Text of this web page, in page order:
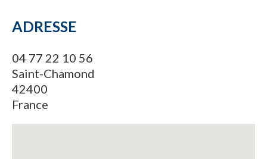
ADRESSE
04 77 22 10 56
Saint-Chamond
42400
France